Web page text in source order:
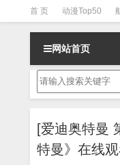
首 页 动漫Top50
斗罗3 火影 一拳
网站首页
[爱迪奥特曼
特曼》在线